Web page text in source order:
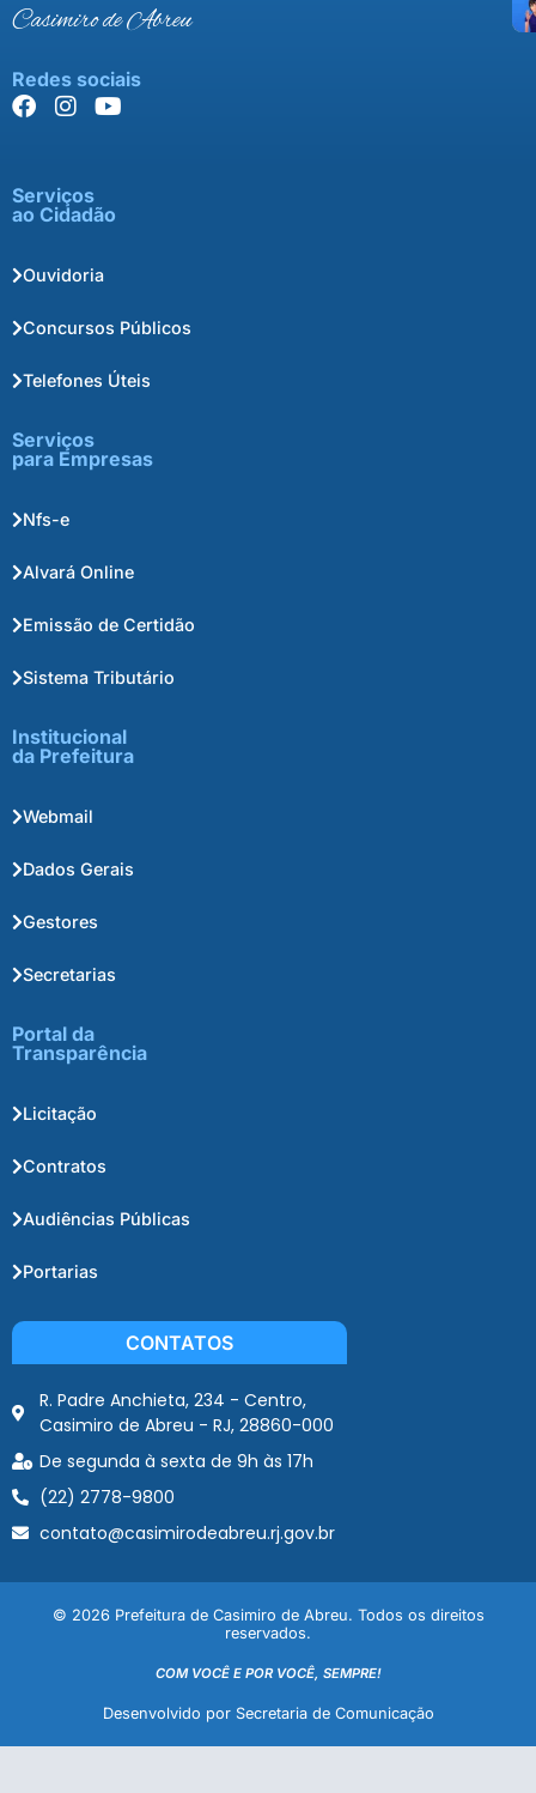
Casimiro de Abreu
Redes sociais
Serviços
ao Cidadão
Ouvidoria
Concursos Públicos
Telefones Úteis
Serviços
para Empresas
Nfs-e
Alvará Online
Emissão de Certidão
Sistema Tributário
Institucional
da Prefeitura
Webmail
Dados Gerais
Gestores
Secretarias
Portal da
Transparência
Licitação
Contratos
Audiências Públicas
Portarias
CONTATOS
R. Padre Anchieta, 234 - Centro,
Casimiro de Abreu - RJ, 28860-000
De segunda à sexta de 9h às 17h
(22) 2778-9800
contato@casimirodeabreu.rj.gov.br
© 2026 Prefeitura de Casimiro de Abreu. Todos os direitos
reservados.
COM VOCÊ E POR VOCÊ, SEMPRE!
Desenvolvido por Secretaria de Comunicação